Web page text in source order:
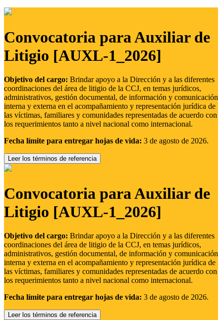
Convocatoria para Auxiliar de
Litigio [AUXL-1_2026]
Objetivo del cargo: Brindar apoyo a la Dirección y a las diferentes
coordinaciones del área de litigio de la CCJ, en temas jurídicos,
administrativos, gestión documental, de información y comunicación
interna y externa en el acompañamiento y representación jurídica de
las víctimas, familiares y comunidades representadas de acuerdo con
los requerimientos tanto a nivel nacional como internacional.
Fecha límite para entregar hojas de vida: 3 de agosto de 2026.
Leer los términos de referencia
Convocatoria para Auxiliar de
Litigio [AUXL-1_2026]
Objetivo del cargo: Brindar apoyo a la Dirección y a las diferentes
coordinaciones del área de litigio de la CCJ, en temas jurídicos,
administrativos, gestión documental, de información y comunicación
interna y externa en el acompañamiento y representación jurídica de
las víctimas, familiares y comunidades representadas de acuerdo con
los requerimientos tanto a nivel nacional como internacional.
Fecha límite para entregar hojas de vida: 3 de agosto de 2026.
Leer los términos de referencia